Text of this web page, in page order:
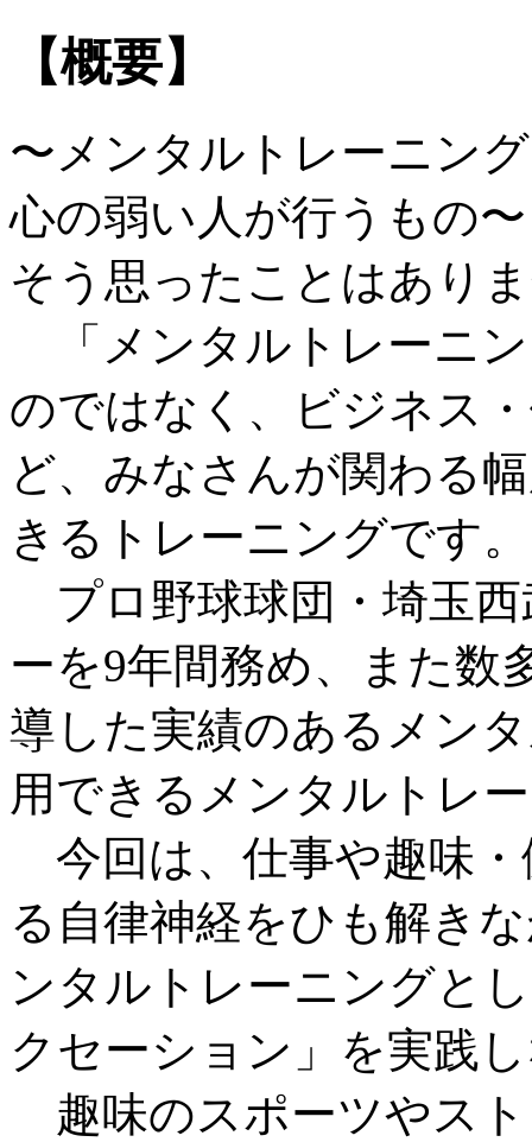
【概要】
〜メンタルトレーニン
心の弱い人が行うもの〜
そう思ったことはあり
「メンタルトレーニ
のではなく、ビジネス
ど、みなさんが関わる
きるトレーニングです。
プロ野球球団・埼玉
ーを9年間務め、また数
導した実績のあるメン
用できるメンタルトレ
今回は、仕事や趣味
る自律神経をひも解き
ンタルトレーニングと
クセーション」を実践
趣味のスポーツやス